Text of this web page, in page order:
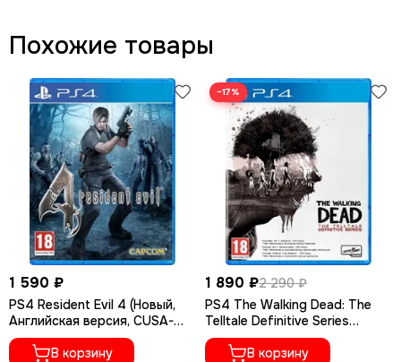
Похожие товары
1 590 ₽
PS4 Resident Evil 4 (Новый,
Английская версия, CUSA-
04704)
В корзину
−17%
1 890 ₽2 290 ₽
PS4 The Walking Dead: The
Telltale Definitive Series
(Новый, Русские субтитры,
CUSA-16506)
В корзину